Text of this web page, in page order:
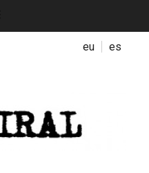
eu es